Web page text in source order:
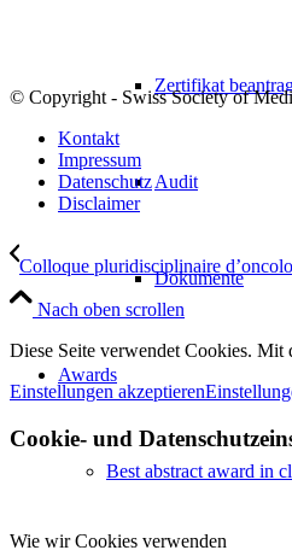
Zertifikat
Audit
Dokumente
Awards
Best abstract award in
© Copyright - Swiss Society of
Kontakt
Impressum
Datenschutz
Disclaimer
Colloque pluridisciplinaire
Nach oben scrollen
Diese Seite verwendet Cookies. Mit
Einstellungen akzeptieren
Cookie- und
Wie wir Cookies verwenden